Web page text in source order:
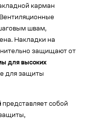
карман
швам,
Накладки на
защищают от
для высоких
для защиты
представляет собой